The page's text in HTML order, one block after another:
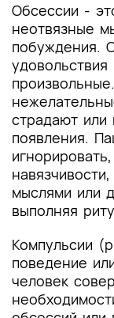
Обсессии -
неотвязные
побуждения.
страдают или
появления.
мыслями или
выполняя
Компульсии
поведение
человек